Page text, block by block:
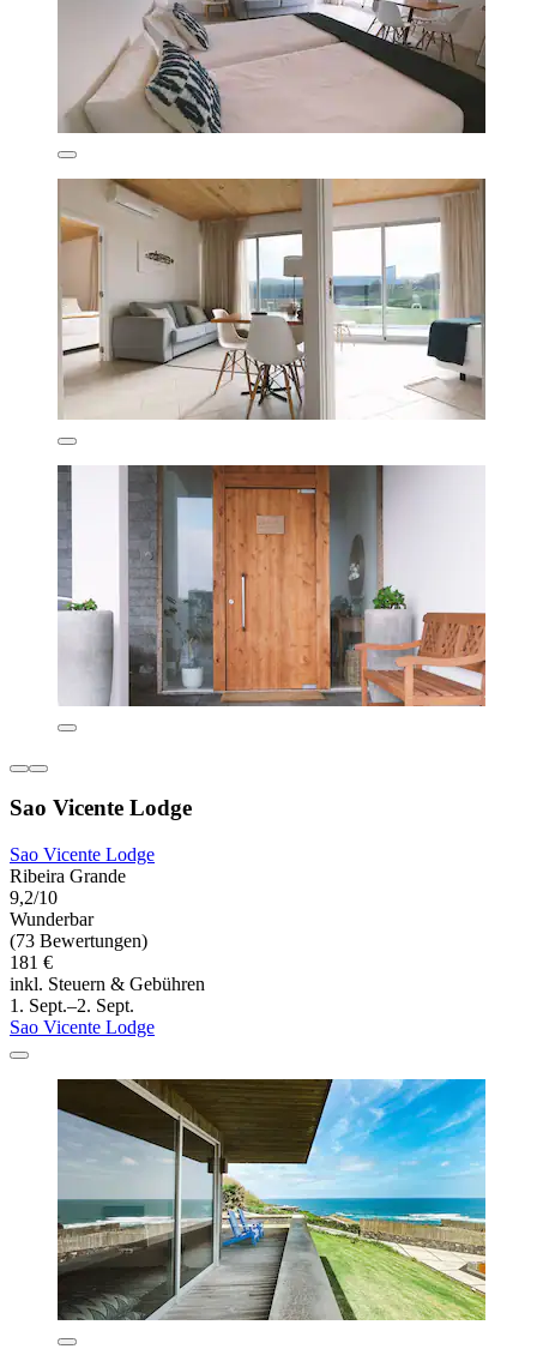
Sao Vicente Lodge
Sao Vicente Lodge
Ribeira Grande
9,2/10
Wunderbar
(73 Bewertungen)
181 €
inkl. Steuern & Gebühren
1. Sept.–2. Sept.
Sao Vicente Lodge